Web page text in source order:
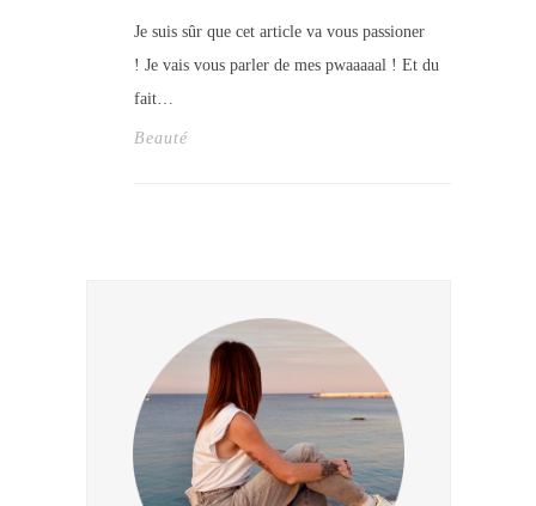
Je suis sûr que cet article va vous passioner
! Je vais vous parler de mes pwaaaaal ! Et du
fait…
Beauté